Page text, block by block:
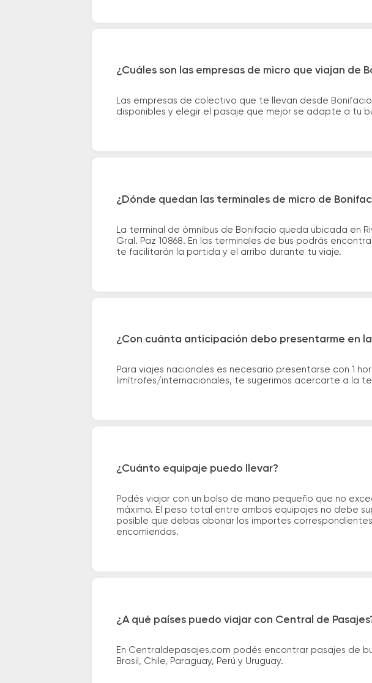
¿Cuáles son las empresas de micro que viajan de
Las empresas de colectivo que te llevan desde
disponibles y elegir el pasaje que mejor se adapte a tu
¿Dónde quedan las terminales de micro de
La terminal de ómnibus de Bonifacio queda ubicada en
Gral. Paz 10868. En las terminales de bus podrás
te facilitarán la partida y el arribo durante tu viaje.
¿Con cuánta anticipación debo presentarme en
Para viajes nacionales es necesario presentarse con 1
limítrofes/internacionales, te sugerimos acercarte a la
¿Cuánto equipaje puedo llevar?
Podés viajar con un bolso de mano pequeño que no
máximo. El peso total entre ambos equipajes no debe
posible que debas abonar los importes
encomiendas.
¿A qué países puedo viajar con Central de
En Centraldepasajes.com podés encontrar pasajes de
Brasil, Chile, Paraguay, Perú y Uruguay.